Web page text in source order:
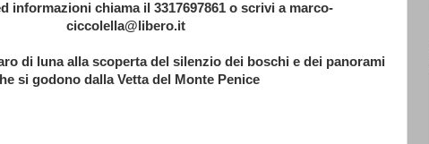
informazioni chiama il 3317697861 o scrivi a marco-
ciccolella@libero.it
di luna alla scoperta del silenzio dei boschi e dei panorami
si godono dalla Vetta del Monte Penice